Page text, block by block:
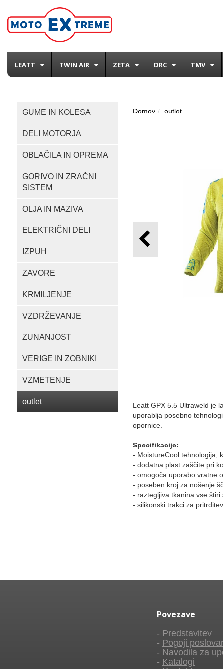
LEATT TWIN AIR ZETA DRC TMV
GUME IN KOLESA
DELI MOTORJA
OBLAČILA IN OPREMA
GORIVO IN ZRAČNI
SISTEM
OLJA IN MAZIVA
ELEKTRIČNI DELI
IZPUH
ZAVORE
KRMILJENJE
VZDRŽEVANJE
ZUNANJOST
VERIGE IN ZOBNIKI
VZMETENJE
outlet
Domov outlet
Leatt GPX 5.5 Ultraweld je
uporablja posebno
opornice.
Specifikacije:
- MoistureCool tehnologija,
- dodatna plast zaščite pri
- omogoča uporabo vratne
- poseben kroj za nošenje
- raztegljiva tkanina vse
- silikonski trakci za
Povezave
- Predstavitev
- Pogoji
- Navodila za
- Katalogi